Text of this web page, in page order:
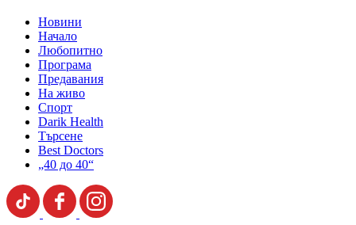
Новини
Начало
Любопитно
Програма
Предавания
На живо
Спорт
Darik Health
Търсене
Best Doctors
„40 до 40“